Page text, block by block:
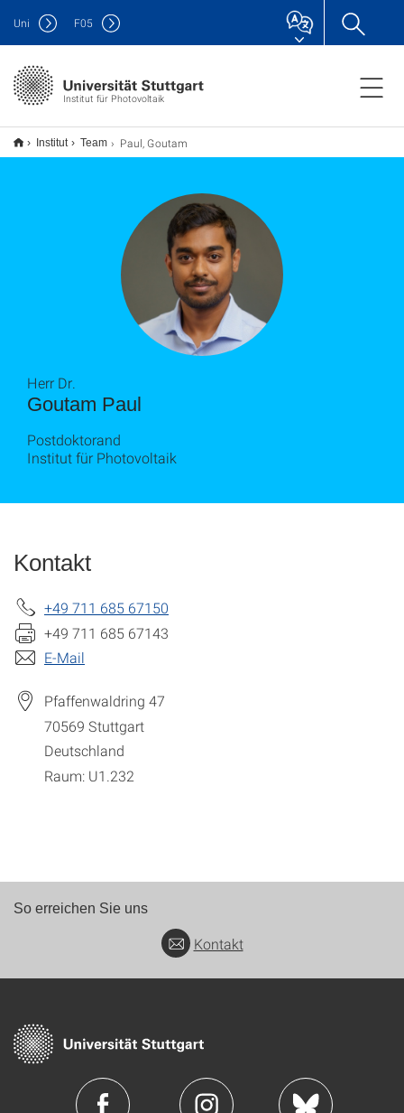
Institut für Photovoltaik
Uni F05
Institut Team Paul, Goutam
Goutam Paul
Herr Dr.
Postdoktorand
Institut für Photovoltaik
Kontakt
+49 711 685 67150
+49 711 685 67143
E-Mail
Pfaffenwaldring 47
70569 Stuttgart
Deutschland
Raum: U1.232
So erreichen Sie uns
Kontakt